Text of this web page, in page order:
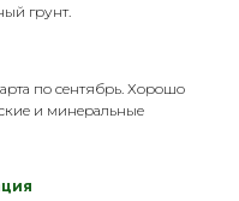
грунт.
по сентябрь. Хорошо
и минеральные